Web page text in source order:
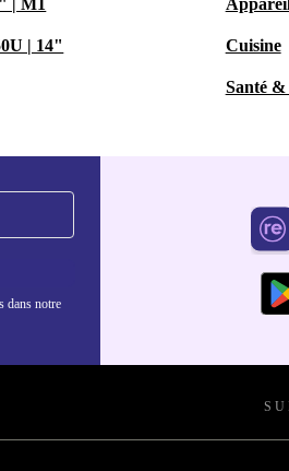
| M1
| 14" Cuisine
Santé &
dans notre